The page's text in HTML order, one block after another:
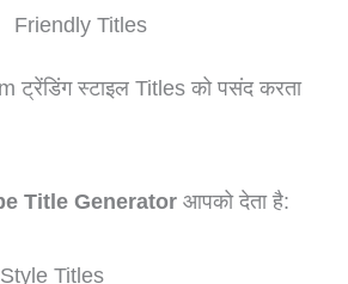
Friendly Titles
ट्रेंडिंग स्टाइल Titles को पसंद करता
Title Generator आपको देता है:
Titles